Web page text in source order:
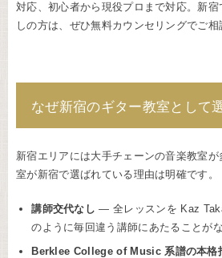
対応、初心者から現役プロまで対応。新
しの方は、ぜひ無料カウンセリングでご相
なぜ新宿のギター教室として
新宿エリアには大手チェーンの音楽教室
室が新宿で選ばれている理由は明確です。
講師交代なし — 全レッスンを Kaz
のように毎回違う講師にあたることがな
Berklee College of Music 系譜の本格